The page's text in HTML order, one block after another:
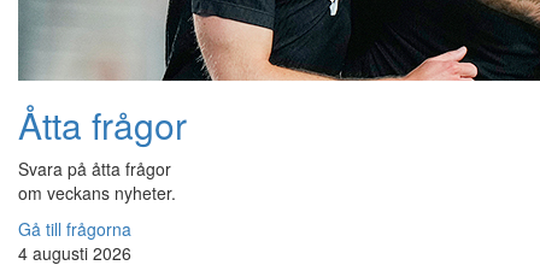
Åtta frågor
Svara på åtta frågor
om veckans nyheter.
Gå till frågorna
4 augusti 2026